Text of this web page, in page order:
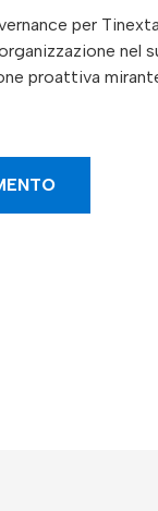
per
proattiva